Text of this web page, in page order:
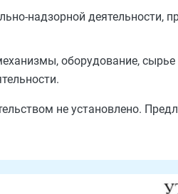
надзорной деятельности,
оборудование,
не установлено.